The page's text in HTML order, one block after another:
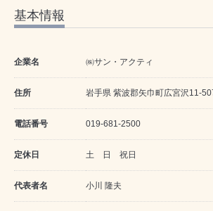
基本情報
企業名 ㈱サン・アクティ
住所 岩手県 紫波郡矢巾町広宮沢11-
電話番号 019-681-2500
定休日 土 日 祝日
代表者名 小川 隆夫